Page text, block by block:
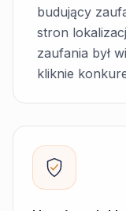
budujący
stron
zaufania był
kliknie